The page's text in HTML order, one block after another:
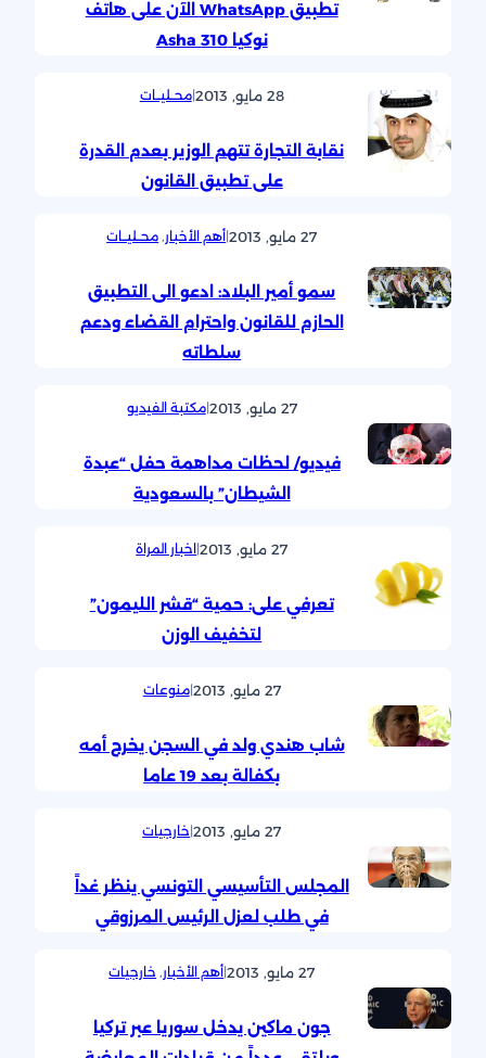
تطبيق WhatsApp الآن على هاتف
نوكيا Asha 310
28 مايو, 2013 |محــليــات
نقابة التجارة تتهم الوزير بعدم القدرة
على تطبيق القانون
27 مايو, 2013 |أهم الأخبار, محــليــات
سمو أمير البلاد: ادعو الى التطبيق
الحازم للقانون واحترام القضاء ودعم
سلطاته
27 مايو, 2013 |مكتبة الفيديو
فيديو/ لحظات مداهمة حفل “عبدة
الشيطان” بالسعودية
27 مايو, 2013 |اخبار المراة
تعرفي على: حمية “قشر الليمون”
لتخفيف الوزن
27 مايو, 2013 |منوعات
شاب هندي ولد في السجن يخرج أمه
بكفالة بعد 19 عاما
27 مايو, 2013 |خارجيات
المجلس التأسيسي التونسي ينظر غداً
في طلب لعزل الرئيس المرزوقي
27 مايو, 2013 |أهم الأخبار, خارجيات
جون ماكين يدخل سوريا عبر تركيا